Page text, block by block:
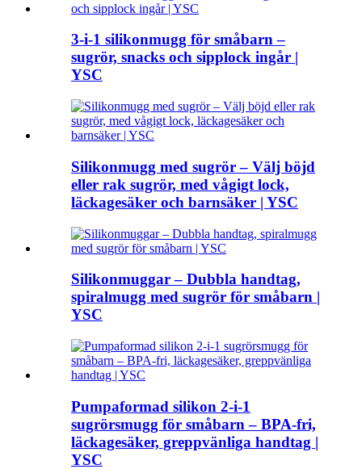
3-i-1 silikonmugg för småbarn –
sugrör, snacks och sipplock ingår |
YSC
Silikonmugg med sugrör – Välj böjd
eller rak sugrör, med vågigt lock,
läckagesäker och barnsäker | YSC
Silikonmuggar – Dubbla handtag,
spiralmugg med sugrör för småbarn |
YSC
Pumpaformad silikon 2-i-1
sugrörsmugg för småbarn – BPA-fri,
läckagesäker, greppvänliga handtag |
YSC